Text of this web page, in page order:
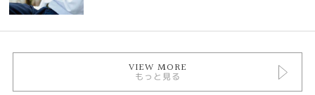
VIEW MORE
もっと見る